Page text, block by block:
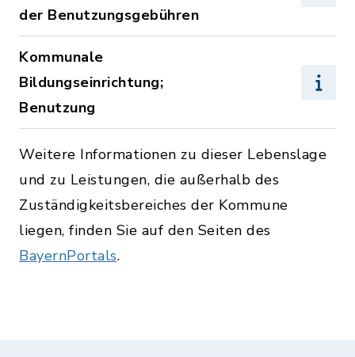
der Benutzungsgebühren
Kommunale
Bildungseinrichtung;
Benutzung
Weitere Informationen zu dieser Lebenslage
und zu Leistungen, die außerhalb des
Zuständigkeitsbereiches der Kommune
liegen, finden Sie auf den Seiten des
BayernPortals.